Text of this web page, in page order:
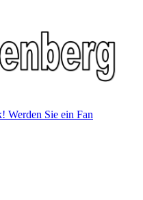
Werden Sie ein Fan